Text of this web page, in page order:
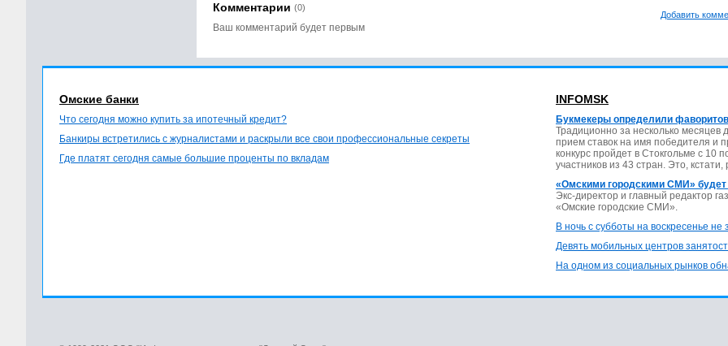
Добавить
Комментарии (0)
Ваш комментарий будет первым
Омские банки
Что сегодня можно купить за ипотечный кредит?
Банкиры встретились с журналистами и раскрыли все свои профессиональные секреты
Где платят сегодня самые большие проценты по вкладам
INFOMSK
Букмекеры определили
Традиционно за несколько месяцев
прием ставок на имя победителя и
конкурс пройдет в Стокгольме с 10
участников из 43 стран. Это,
«Омскими городскими СМИ»
Экс-директор и главный редактор
«Омские городские СМИ».
В ночь с субботы на воскресенье не
Девять мобильных центров
На одном из социальных рынков